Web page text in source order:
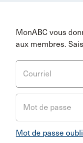
MonABC vous
aux membres.
Courriel
Mot de passe
Mot de passe